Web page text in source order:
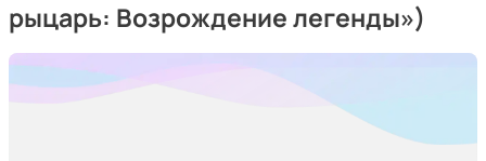
рыцарь: Возрождение легенды»)